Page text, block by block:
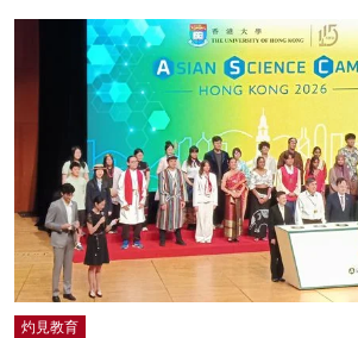
灼見教育